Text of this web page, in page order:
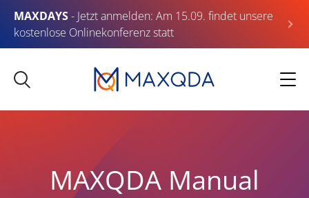
MAXDAYS- Jetzt anmelden: Am 15.09. findet unsere
kostenlose Onlinekonferenz statt
MAXQDA Manual